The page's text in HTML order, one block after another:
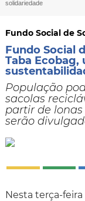
solidariedade
Fundo Social de
Fundo Social
Taba
População
sacolas
partir de
serão
Nesta terça-feira